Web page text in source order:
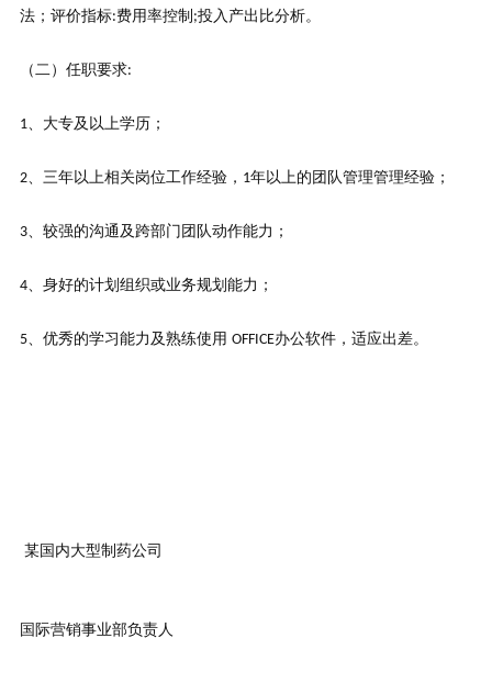
法；评价指标:费用率控制 ;投入产出比分析。
（二）任职要求:
1、大专及以上学历；
2、三年以上相关岗位工作经验， 1年以上的团队管理管理经验；
3、较强的沟通及跨部门团队动作能力；
4、身好的计划组织或业务规划能力；
5、优秀的学习能力及熟练使用 OFFICE办公软件，适应出差。
某国内大型制药公司
国际营销事业部负责人